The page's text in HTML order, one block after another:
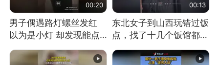
00:20
男子偶遇路灯螺丝发红
以为是小灯 却发现能点
处理
00:13
东北女子到山西玩错过饭
点，找了十几个饭馆都没